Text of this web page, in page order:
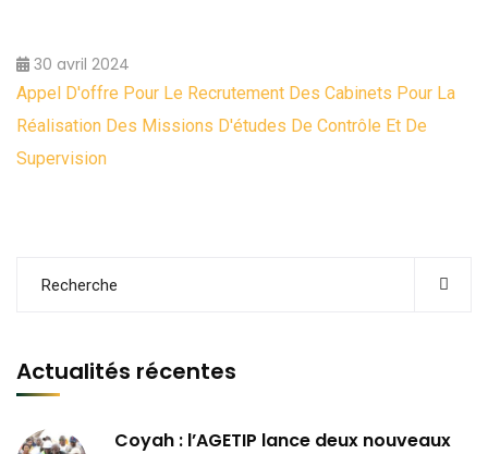
30 avril 2024
Appel D'offre Pour Le Recrutement Des Cabinets Pour La
Réalisation Des Missions D'études De Contrôle Et De
Supervision
Actualités récentes
Coyah : l’AGETIP lance deux nouveaux